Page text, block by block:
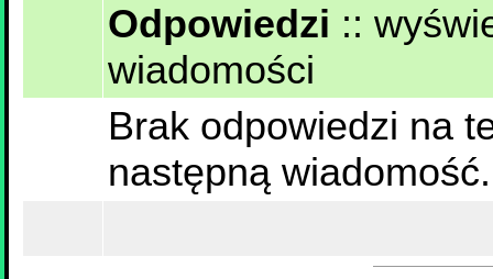
Odpowiedzi ::
wiadomości
Brak odpowiedzi na
następną wiadomość.